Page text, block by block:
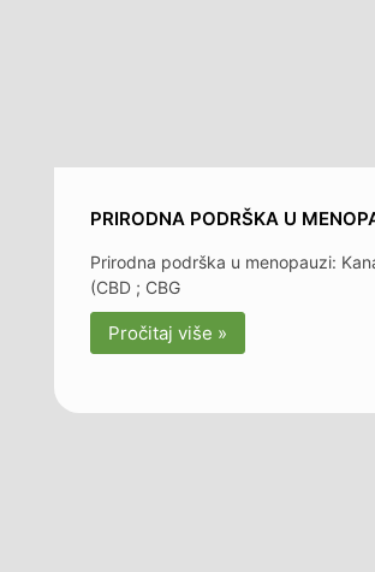
PRIRODNA PODRŠKA U
Prirodna podrška u menopauzi:
(CBD ; CBG
Pročitaj više »